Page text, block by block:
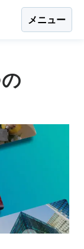
メニュー